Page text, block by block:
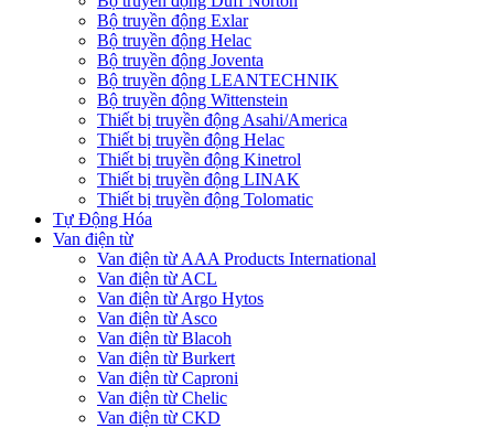
Bộ truyền động Exlar
Bộ truyền động Helac
Bộ truyền động Joventa
Bộ truyền động LEANTECHNIK
Bộ truyền động Wittenstein
Thiết bị truyền động Asahi/America
Thiết bị truyền động Helac
Thiết bị truyền động Kinetrol
Thiết bị truyền động LINAK
Thiết bị truyền động Tolomatic
Tự Động Hóa
Van điện từ
Van điện từ AAA Products International
Van điện từ ACL
Van điện từ Argo Hytos
Van điện từ Asco
Van điện từ Blacoh
Van điện từ Burkert
Van điện từ Caproni
Van điện từ Chelic
Van điện từ CKD